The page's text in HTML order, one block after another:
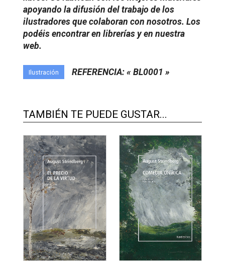
apoyando la difusión del trabajo de los
ilustradores que colaboran con nosotros. Los
podéis encontrar en librerías y en nuestra
web.
Ilustración REFERENCIA: « BL0001 »
TAMBIÉN TE PUEDE GUSTAR...